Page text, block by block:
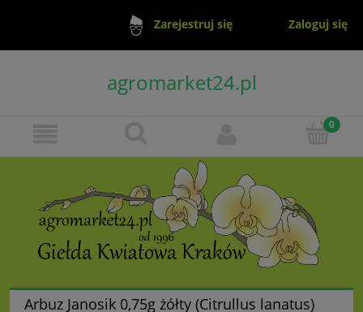
Zarejestruj się Zaloguj się
agromarket24.pl
Arbuz Janosik 0,75g żółty (Citrullus lanatus)